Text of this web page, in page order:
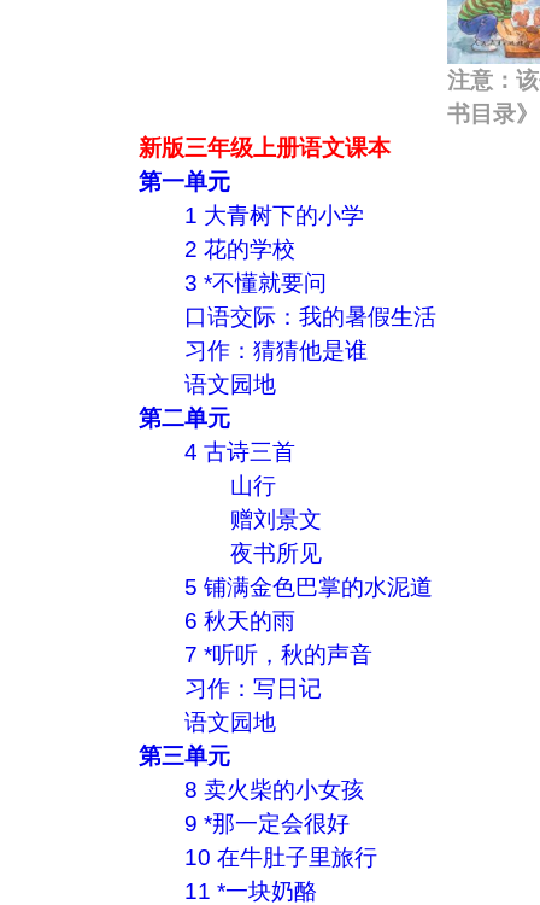
注意：
书目录
新版三年级上册语文课本
第一单元
1 大青树下的小学
2 花的学校
3 *不懂就要问
口语交际：我的暑假生活
习作：猜猜他是谁
语文园地
第二单元
4 古诗三首
山行
赠刘景文
夜书所见
5 铺满金色巴掌的水泥道
6 秋天的雨
7 *听听，秋的声音
习作：写日记
语文园地
第三单元
8 卖火柴的小女孩
9 *那一定会很好
10 在牛肚子里旅行
11 *一块奶酪